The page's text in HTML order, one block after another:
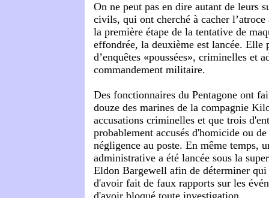
On ne peut pas en dire autant de leurs
civils, qui ont cherché à cacher
la première étape de la tentative de
effondrée, la deuxième est lancée. Elle
d’enquêtes «poussées», criminelles et
commandement militaire.
Des fonctionnaires du Pentagone ont
douze des marines de la compagnie
accusations criminelles et que trois
probablement accusés d'homicide ou
négligence au poste. En même temps,
administrative a été lancée sous la
Eldon Bargewell afin de déterminer qui
d'avoir fait de faux rapports sur les
d'avoir bloqué toute investigation.